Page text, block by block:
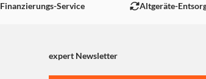
Finanzierungs-Service Altgeräte-
expert Newsletter